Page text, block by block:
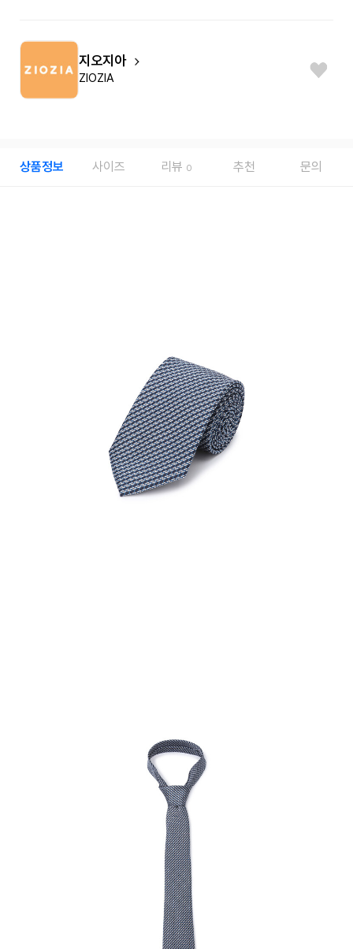
지오지아
ZIOZIA
상품정보 사이즈 리뷰 0 추천 문의